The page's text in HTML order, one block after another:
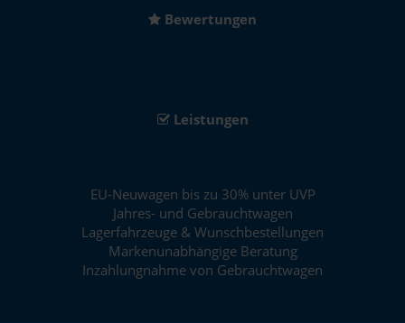
Bewertungen
Leistungen
EU-Neuwagen bis zu 30% unter UVP
Jahres- und Gebrauchtwagen
Lagerfahrzeuge & Wunschbestellungen
Markenunabhängige Beratung
Inzahlungnahme von Gebrauchtwagen